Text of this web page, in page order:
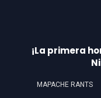
¡La primera
MAPACHE RANTS